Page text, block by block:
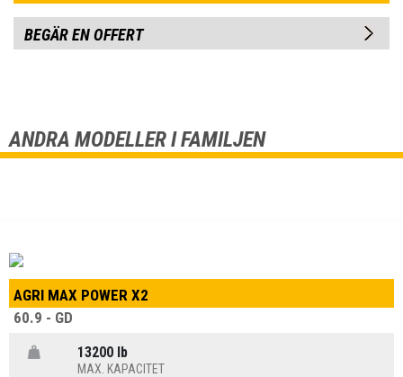
BEGÄR EN OFFERT
ANDRA MODELLER I FAMILJEN
AGRI MAX POWER X2
60.9 - GD
13200 lb
MAX. KAPACITET